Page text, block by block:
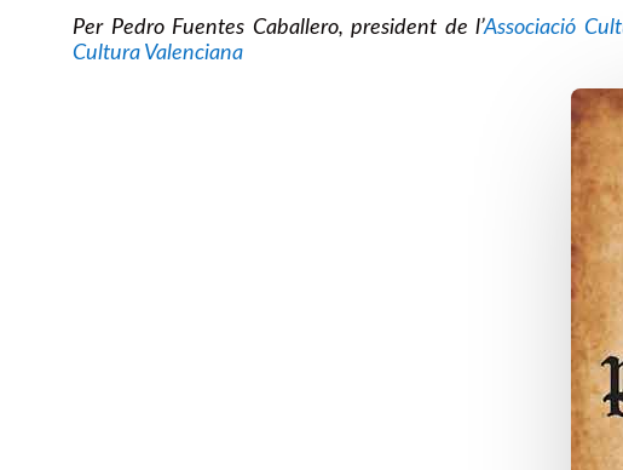
Per Pedro Fuentes Caballero, president de l’Associació
Cultura Valenciana